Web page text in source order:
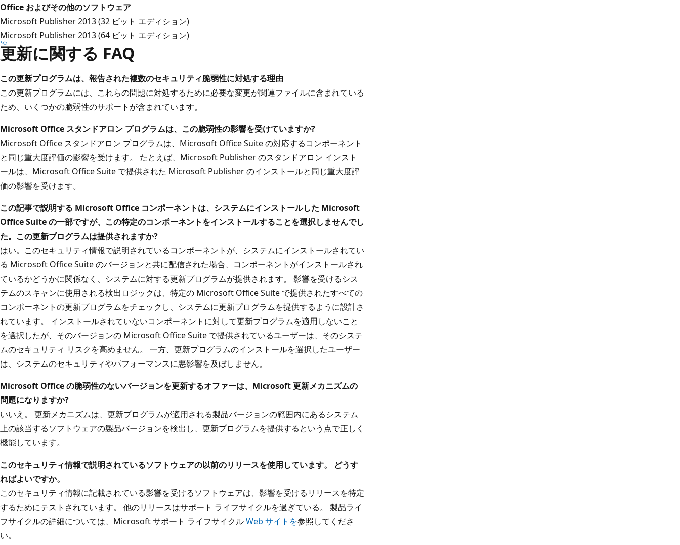
Office およびその他のソフトウェア
Microsoft Publisher 2013 (32 ビット エディション)
Microsoft Publisher 2013 (64 ビット エディション)
更新に関する FAQ
この更新プログラムは、報告された複数のセキュリティ脆弱性に対処する理由
この更新プログラムには、これらの問題に対処するために必要な変更が関連ファイルに含まれている
ため、いくつかの脆弱性のサポートが含まれています。
Microsoft Office スタンドアロン プログラムは、この脆弱性の影響を受けていますか?
Microsoft Office スタンドアロン プログラムは、Microsoft Office Suite の対応するコンポーネント
と同じ重大度評価の影響を受けます。 たとえば、Microsoft Publisher のスタンドアロン インスト
ールは、Microsoft Office Suite で提供された Microsoft Publisher のインストールと同じ重大度評
価の影響を受けます。
この記事で説明する Microsoft Office コンポーネントは、システムにインストールした Microsoft
Office Suite の一部ですが、この特定のコンポーネントをインストールすることを選択しませんでし
た。この更新プログラムは提供されますか?
はい。このセキュリティ情報で説明されているコンポーネントが、システムにインストールされてい
る Microsoft Office Suite のバージョンと共に配信された場合、コンポーネントがインストールされ
ているかどうかに関係なく、システムに対する更新プログラムが提供されます。 影響を受けるシス
テムのスキャンに使用される検出ロジックは、特定の Microsoft Office Suite で提供されたすべての
コンポーネントの更新プログラムをチェックし、システムに更新プログラムを提供するように設計さ
れています。 インストールされていないコンポーネントに対して更新プログラムを適用しないこと
を選択したが、そのバージョンの Microsoft Office Suite で提供されているユーザーは、そのシステ
ムのセキュリティ リスクを高めません。 一方、更新プログラムのインストールを選択したユーザー
は、システムのセキュリティやパフォーマンスに悪影響を及ぼしません。
Microsoft Office の脆弱性のないバージョンを更新するオファーは、Microsoft 更新メカニズムの
問題になりますか?
いいえ。 更新メカニズムは、更新プログラムが適用される製品バージョンの範囲内にあるシステム
上の該当するソフトウェアの製品バージョンを検出し、更新プログラムを提供するという点で正しく
機能しています。
このセキュリティ情報で説明されているソフトウェアの以前のリリースを使用しています。 どうす
ればよいですか。
このセキュリティ情報に記載されている影響を受けるソフトウェアは、影響を受けるリリースを特定
するためにテストされています。 他のリリースはサポート ライフサイクルを過ぎている。 製品ライ
フサイクルの詳細については、Microsoft サポート ライフサイクルWeb サイトを参照してくださ
い。